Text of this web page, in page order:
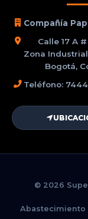
Compañía
Calle 17 A
Zona
Bogotá,
Teléfono:
© 2026